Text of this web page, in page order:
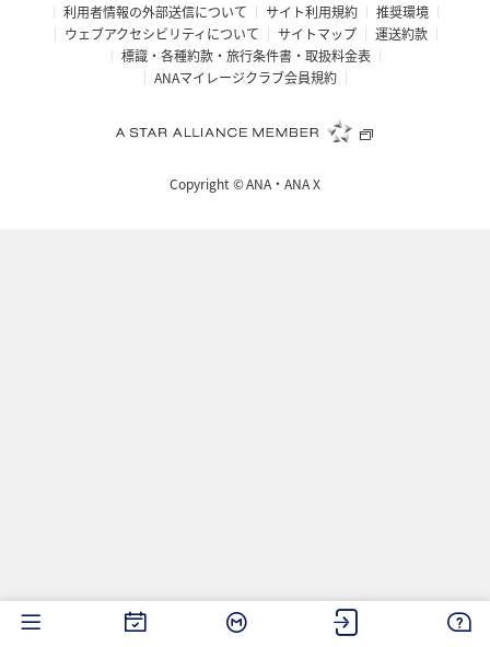
利用者情報の外部送信について
サイト利用規約
推奨環境
ウェブアクセシビリティについて
サイトマップ
運送約款
標識・各種約款・旅行条件書・取扱料金表
ANAマイレージクラブ会員規約
Copyright ©ANA・ANA X